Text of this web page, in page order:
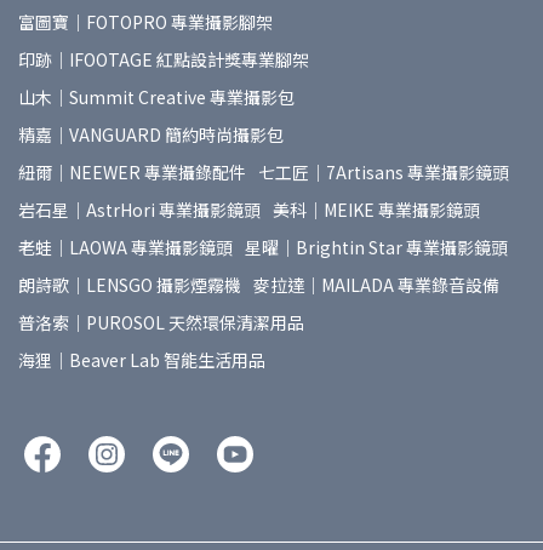
富圖寶｜FOTOPRO 專業攝影腳架
印跡｜IFOOTAGE 紅點設計獎專業腳架
山木｜Summit Creative 專業攝影包
精嘉｜VANGUARD 簡約時尚攝影包
紐爾｜NEEWER 專業攝錄配件 七工匠｜7Artisans 專業攝影鏡頭
岩石星｜AstrHori 專業攝影鏡頭 美科｜MEIKE 專業攝影鏡頭
老蛙｜LAOWA 專業攝影鏡頭 星曜｜Brightin Star 專業攝影鏡頭
朗詩歌｜LENSGO 攝影煙霧機 麥拉達｜MAILADA 專業錄音設備
普洛索｜PUROSOL 天然環保清潔用品
海狸｜Beaver Lab 智能生活用品